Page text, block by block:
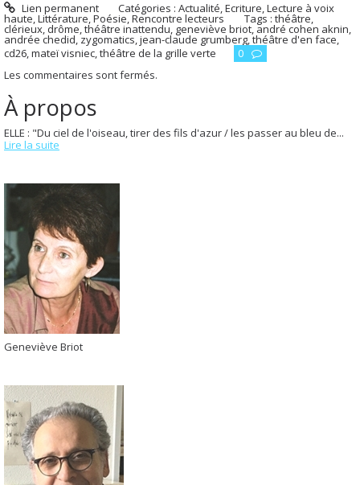
Lien permanent Catégories :Actualité,Ecriture,Lecture à voix
haute,Littérature,Poésie,Rencontre lecteurs Tags : théâtre,
clérieux, drôme,théâtre inattendu, geneviève briot, andré cohen aknin,
andrée chedid, zygomatics,jean-claude grumberg,théâtre d'en face,
cd26,mateï visniec,théâtre de la grille verte
0
Les commentaires sont fermés.
À propos
ELLE : "Du ciel de l'oiseau, tirer des fils d'azur / les passer au bleu de...
Lire la suite
Geneviève Briot